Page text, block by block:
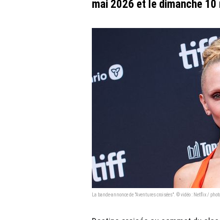
mai 2026 et le dimanche 10
La bande-annonce de "Aventures croisées". © vidéo : Netflix /